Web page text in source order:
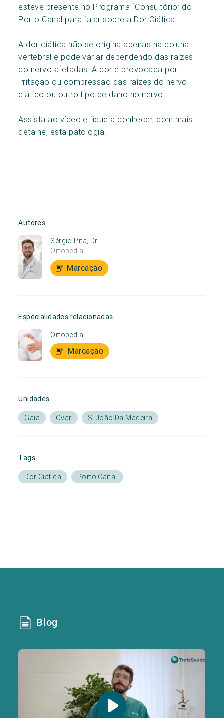
esteve presente no Programa “Consultório” do
Porto Canal para falar sobre a Dor Ciática.
A dor ciática não se origina apenas na coluna
vertebral e pode variar dependendo das raízes
do nervo afetadas. A dor é provocada por
irritação ou compressão das raízes do nervo
ciático ou outro tipo de dano no nervo.
Assista ao vídeo e fique a conhecer, com mais
detalhe, esta patologia.
Autores
Sérgio Pita, Dr.
Ortopedia
Marcação
Especialidades relacionadas
Ortopedia
Marcação
Unidades
Gaia Ovar S. João Da Madeira
Tags
Dor Ciática Porto Canal
Blog